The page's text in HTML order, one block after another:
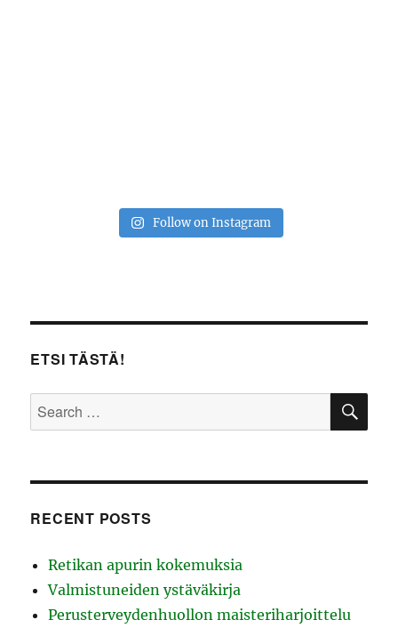
Follow on Instagram
ETSI TÄSTÄ!
Search
for:
RECENT POSTS
Retikan apurin kokemuksia
Valmistuneiden ystäväkirja
Perusterveydenhuollon maisteriharjoittelu